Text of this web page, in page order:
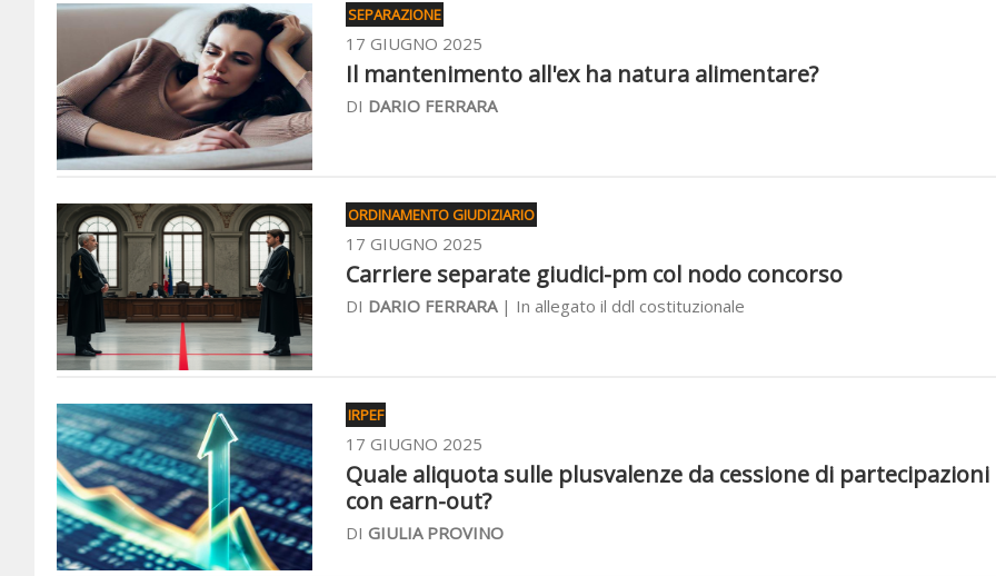
SEPARAZIONE
17 GIUGNO 2025
Il mantenimento all'ex ha natura alimentare?
DI DARIO FERRARA
ORDINAMENTO GIUDIZIARIO
17 GIUGNO 2025
Carriere separate giudici-pm col nodo concorso
DI DARIO FERRARA| In allegato il ddl costituzionale
IRPEF
17 GIUGNO 2025
Quale aliquota sulle plusvalenze da cessione di partecipazioni
con earn-out?
DI GIULIA PROVINO